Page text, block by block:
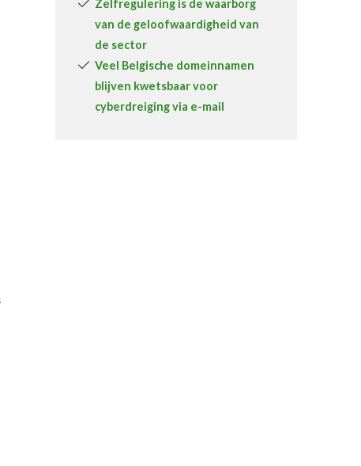
Zelfregulering is de waarborg
van de geloofwaardigheid van
de sector
Veel Belgische domeinnamen
blijven kwetsbaar voor
cyberdreiging via e-mail